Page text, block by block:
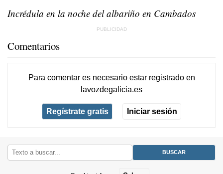
Incrédula en la noche del albariño en Cambados
Comentarios
Para comentar es necesario estar registradoen
lavozdegalicia.es
Regístrate gratis Iniciar sesión